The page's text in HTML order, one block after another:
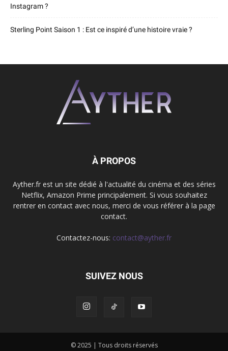
Instagram ?
Sterling Point Saison 1 : Est ce inspiré d’une histoire vraie ?
À PROPOS
Ayther.fr est un site dédié à l'actualité du cinéma et des séries
Netflix, Amazon Prime principalement. Si vous souhaitez
rentrer en contact avec nous, merci de vous référer à la page
contact.
Contactez-nous: contact@ayther.fr
SUIVEZ NOUS
© 2025 | Tous droits réservés